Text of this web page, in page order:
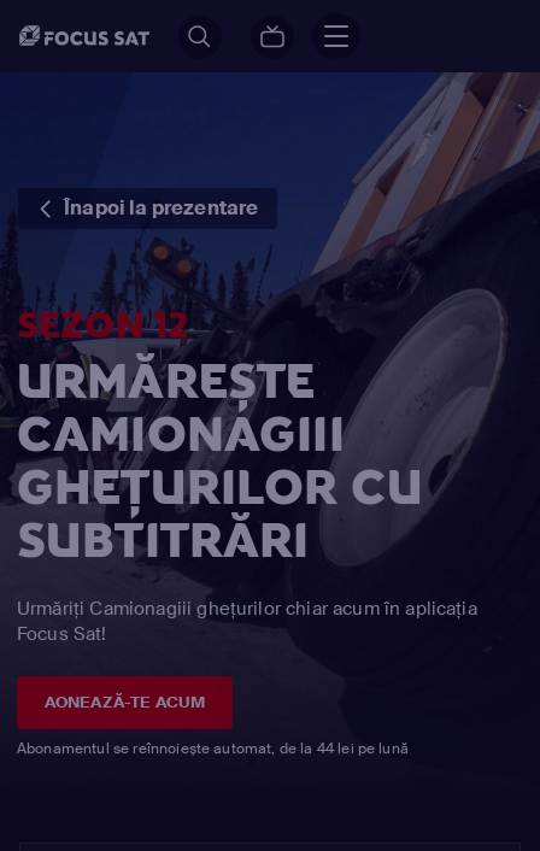
Înapoi la prezentare
SEZON 12
URMĂREȘTE
CAMIONAGIII
GHEȚURILOR CU
SUBTITRĂRI
Urmăriți Camionagiii ghețurilor chiar acum în aplicația
Focus Sat!
AONEAZĂ-TE ACUM
Abonamentul se reînnoiește automat, de la 44 lei pe lună